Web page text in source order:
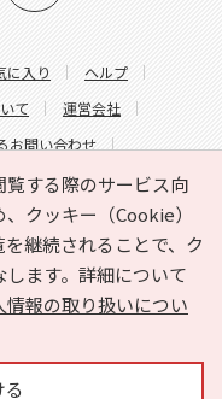
する際のサービス向
クッキー（Cookie）
継続されることで、ク
ます。詳細について
情報の取り扱いについ
に入り
ヘルプ
て
運営会社
お問い合わせ
い合わせ
Reserved.